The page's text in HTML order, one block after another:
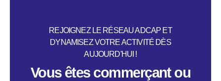
REJOIGNEZ LE RÉSEAU ADCAP ET
DYNAMISEZ VOTRE ACTIVITÉ DÈS
AUJOURD'HUI !
Vous êtes commerçant ou